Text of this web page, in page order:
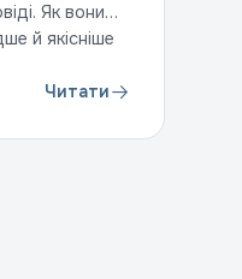
Як вони
й якісніше
Читати